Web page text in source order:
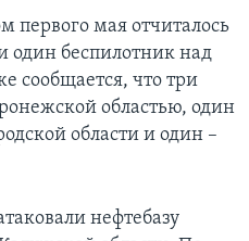
первого мая отчиталось
один беспилотник над
сообщается, что три
областью, один
области и один –
нефтебазу